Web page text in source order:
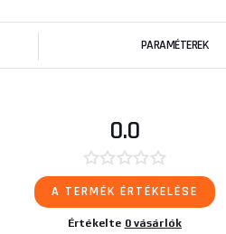
PARAMÉTEREK
0.0
A TERMÉK ÉRTÉKELÉSE
Értékelte 0 vásárlók